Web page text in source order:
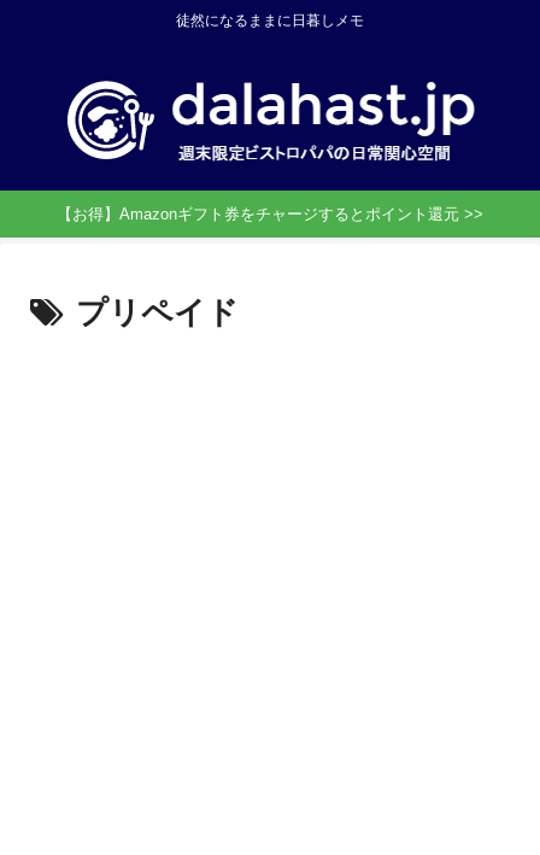
徒然になるままに日暮しメモ
【お得】Amazonギフト券をチャージするとポイント還元 >>
プリペイド